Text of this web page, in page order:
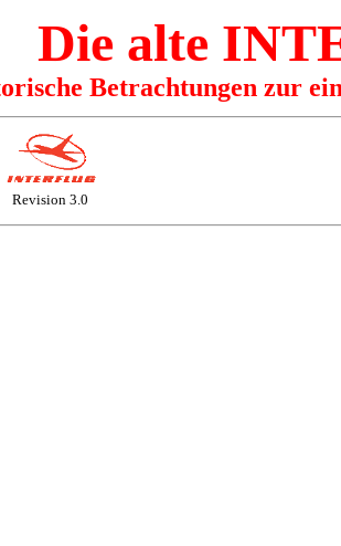
Die alte
Betrachtungen zur
Revision 3.0